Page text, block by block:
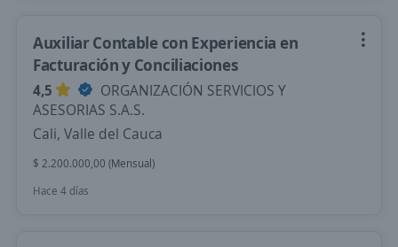
Auxiliar Contable con Experiencia en
Facturación y Conciliaciones
4,5
ORGANIZACIÓN SERVICIOS Y
ASESORIAS S.A.S.
Cali, Valle del Cauca
$ 2.200.000,00 (Mensual)
Hace 4 días